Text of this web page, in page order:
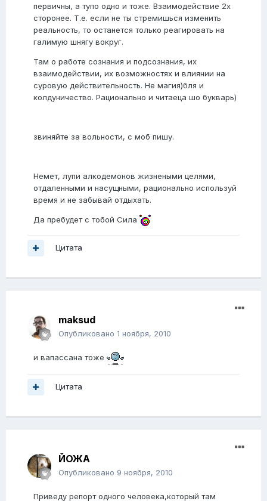
первичны, а тупо одно и тоже. Взаимодействие 2х
сторонее. Т.е. если не ты стремишься изменить
реальность, то останется только реагировать на
галимую шнягу вокруг.
Там о работе сознания и подсознания, их
взаимодействии, их возможностях и влиянии на
суровую действительность. Не магия)бля и
колдуничество. Рационально и читаеца шо букварь)
звиняйте за вольности, с моб пишу.
Немет, лупи алкодемонов жизнеными целями,
отдаленными и насущными, рационально используй
время и не забывай отдыхать.
Да пребудет с тобой Сила
Цитата
maksud
Опубликовано 1 ноября, 2010
и вапассана тоже
Цитата
ЙОЖА
Опубликовано 9 ноября, 2010
Приведу репорт одного человека,который там